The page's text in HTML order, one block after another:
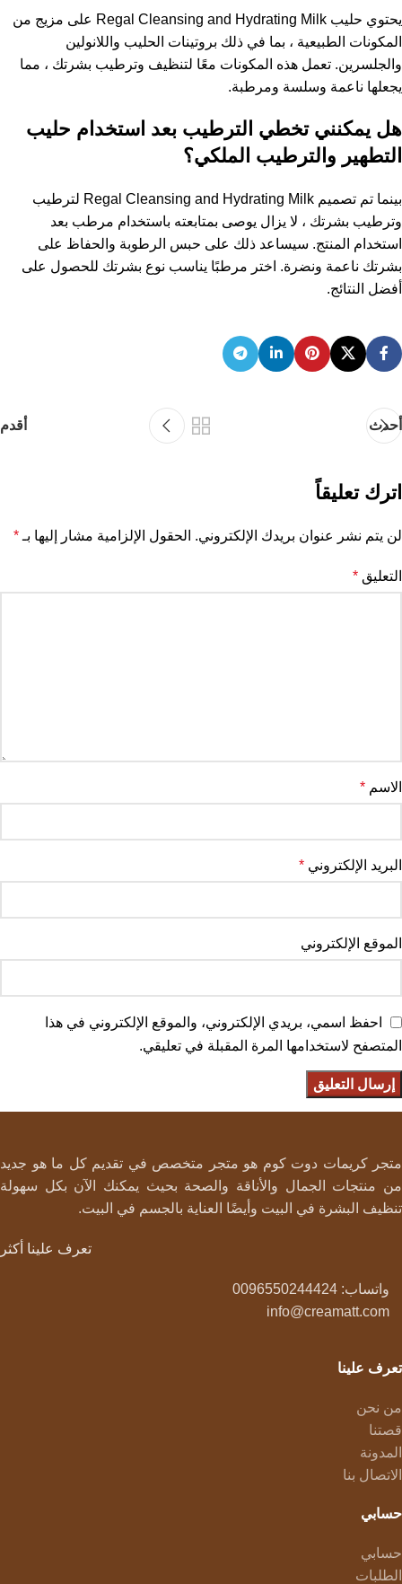
يحتوي حليب Regal Cleansing and Hydrating Milk على مزيج من
المكونات الطبيعية ، بما في ذلك بروتينات الحليب واللانولين
والجلسرين. تعمل هذه المكونات معًا لتنظيف وترطيب بشرتك ، مما
يجعلها ناعمة وسلسة ومرطبة.
هل يمكنني تخطي الترطيب بعد استخدام حليب
التطهير والترطيب الملكي؟
بينما تم تصميم Regal Cleansing and Hydrating Milk لترطيب
وترطيب بشرتك ، لا يزال يوصى بمتابعته باستخدام مرطب بعد
استخدام المنتج. سيساعد ذلك على حبس الرطوبة والحفاظ على
بشرتك ناعمة ونضرة. اختر مرطبًا يناسب نوع بشرتك للحصول على
أفضل النتائج.
أحدث أقدم
اترك تعليقاً
لن يتم نشر عنوان بريدك الإلكتروني. الحقول الإلزامية مشار إليها بـ *
التعليق *
الاسم *
البريد الإلكتروني *
الموقع الإلكتروني
احفظ اسمي، بريدي الإلكتروني، والموقع الإلكتروني في هذا
المتصفح لاستخدامها المرة المقبلة في تعليقي.
متجر كريمات دوت كوم هو متجر متخصص في تقديم كل ما هو جديد
من منتجات الجمال والأناقة والصحة بحيث يمكنك الآن بكل سهولة
تنظيف البشرة في البيت وأيضًا العناية بالجسم في البيت.
تعرف علينا أكثر
واتساب: 0096550244424
info@creamatt.com
تعرف علينا
من نحن
قصتنا
المدونة
الاتصال بنا
حسابي
حسابي
الطلبات